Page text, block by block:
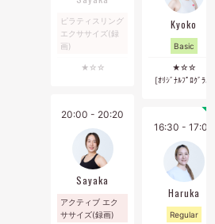
用いただけません。スパ・サウナ・
10日までにマイページ[契約管理]から
ページご登録の方はマイページの[メッ
ピラティスリング
エクササイズ(録
画)
★☆☆
20:00 - 20:20
Sayaka
アクティブ エク
ササイズ(録画)
Kyoko
Basic
★☆☆
[ｵﾘｼﾞﾅﾙﾌﾟﾛｸﾞﾗﾑ]
16:30 - 17:00
Haruka
Regular